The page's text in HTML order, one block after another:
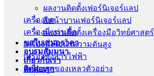
ผลงานติดตั้งเฟอร์นิเจอร์เเลป
สีหน้าบานเฟอร์นิเจอร์เเลป
ผลงานติดตั้งเครื่องมือวิทย์ศาสตร์
ขอใบเสนอราคา
อบรมสัมมนา
เกี่ยวกับเรา
ติดต่อเรา
เครื่องบด
เครื่องนึ่งฆ่าเชื้อ
เครื่องนึ่งไอน้ำความดันสูง
เครื่องชั่งสารไฟฟ้า
เครื่องดูดของเหลวตัวอย่าง